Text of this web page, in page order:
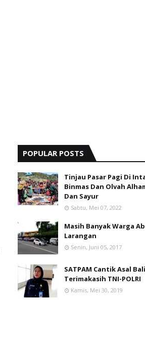
POPULAR POSTS
Tinjau Pasar Pagi Di
Binmas Dan Olvah
Dan Sayur
Sabtu, Mei 07, 2022
Masih Banyak Warga
Larangan
Senin, Juni 05, 2017
SATPAM Cantik Asal
Terimakasih TNI-POLRI
Kamis, Mei 30, 2019